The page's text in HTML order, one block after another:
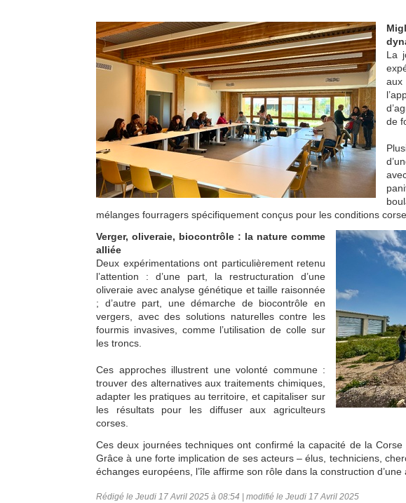
La
aux
de
mélanges fourragers spécifiquement conçus pour les conditions
Verger, oliveraie, biocontrôle : la nature comme
alliée
Deux expérimentations ont particulièrement retenu
l’attention : d’une part, la restructuration d’une
oliveraie avec analyse génétique et taille raisonnée
; d’autre part, une démarche de biocontrôle en
vergers, avec des solutions naturelles contre les
fourmis invasives, comme l’utilisation de colle sur
les troncs.
Ces approches illustrent une volonté commune :
trouver des alternatives aux traitements chimiques,
adapter les pratiques au territoire, et capitaliser sur
les résultats pour les diffuser aux agriculteurs
corses.
Ces deux journées techniques ont confirmé la capacité de la
Grâce à une forte implication de ses acteurs – élus, techniciens,
échanges européens, l’île affirme son rôle dans la construction
Rédigé le Jeudi 17 Avril 2025 à 08:54 | modifié le Jeudi 17 Avril 2025